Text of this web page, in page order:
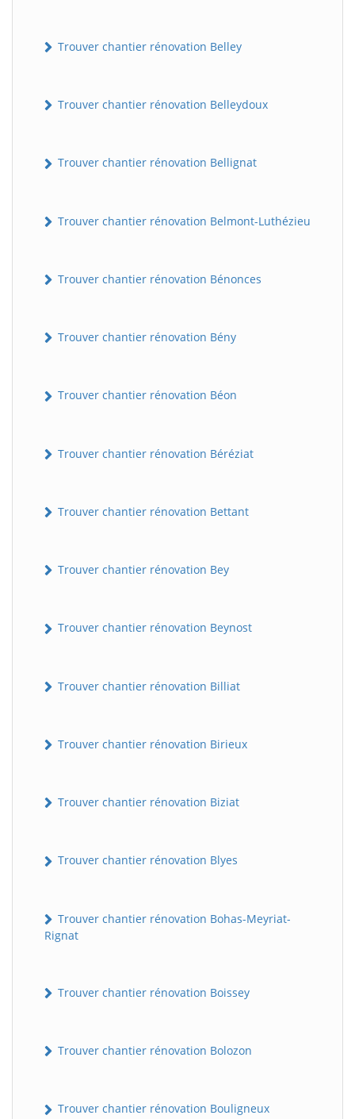
Trouver chantier rénovation Belley
Trouver chantier rénovation Belleydoux
Trouver chantier rénovation Bellignat
Trouver chantier rénovation Belmont-Luthézieu
Trouver chantier rénovation Bénonces
Trouver chantier rénovation Bény
Trouver chantier rénovation Béon
Trouver chantier rénovation Béréziat
Trouver chantier rénovation Bettant
Trouver chantier rénovation Bey
Trouver chantier rénovation Beynost
Trouver chantier rénovation Billiat
Trouver chantier rénovation Birieux
Trouver chantier rénovation Biziat
Trouver chantier rénovation Blyes
Trouver chantier rénovation Bohas-Meyriat-
Rignat
Trouver chantier rénovation Boissey
Trouver chantier rénovation Bolozon
Trouver chantier rénovation Bouligneux